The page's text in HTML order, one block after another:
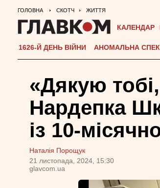
ГОЛОВНА СКОТЧ ЖИТТЯ
КАЛЕНДАР
1626-Й ДЕНЬ ВІЙНИ АНОМАЛЬНА
«Дякую
Нардепка
із 10-
Наталія Порощук
21 листопада, 2024, 15:30
glavcom.ua